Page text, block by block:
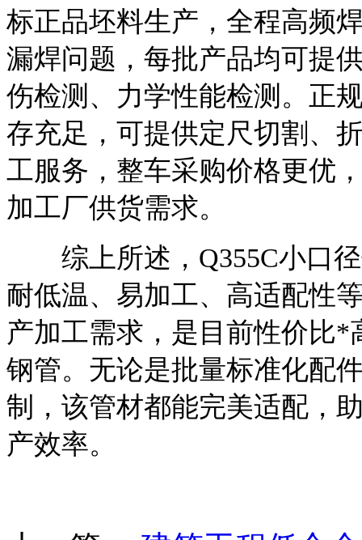
标正品坯料生产，全程高频
漏焊问题，每批产品均可提
伤检测、力学性能检测。正
存充足，可提供定尺切割、
工服务，整车采购价格更优
加工厂供货需求。
综上所述，Q355C小口径
耐低温、易加工、高适配性
产加工需求，是目前性价比
钢管。无论是批量标准化配
制，该管材都能完美适配，
产效率。